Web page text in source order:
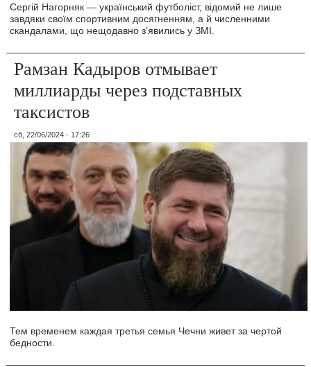
Сергій Нагорняк — український футболіст, відомий не лише
завдяки своїм спортивним досягненням, а й численними
скандалами, що нещодавно з’явились у ЗМІ.
Рамзан Кадыров отмывает
миллиарды через подставных
таксистов
сб, 22/06/2024 - 17:26
Тем временем каждая третья семья Чечни живет за чертой
бедности.